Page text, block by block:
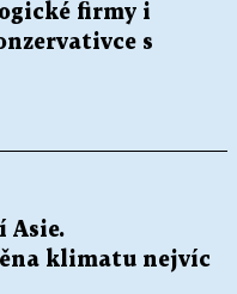
firmy i
s
Asie.
klimatu nejvíc